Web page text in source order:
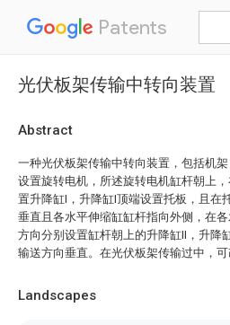
Patents
光伏板架传输中转向装置
Abstract
一种光伏板架传输中转向装置，包括机
设置旋转电机，所述旋转电机缸杆朝上
置升降缸I，升降缸I顶端设置托板，且在
垂直且各水平伸缩缸缸杆指向外侧，在
方向分别设置缸杆朝上的升降缸II，升降
输送方向垂直。在光伏板架传输过中，
Landscapes